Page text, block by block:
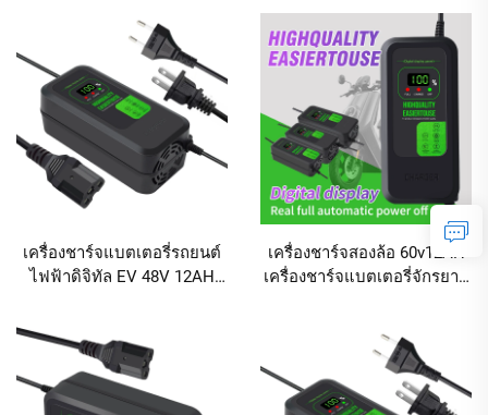
จักรยานไฟฟ้าและยานยนต์
สองล้อ
จอแสดงผล 180W 60V 30-
32AH ระบบพัลส์อัจฉริยะ
พร้อมพอร์ต AC/DC
เครื่องชาร์จแบตเตอรี่รถยนต์
ไฟฟ้าดิจิทัล EV 48V 12AH
ไฟฟ้ากระแสตรง 12V เครื่อง
ชาร์จเครื่องมือไฟฟ้าแบบ
ตะกั่วกรด จอแสดงผลดิจิทัล
เครื่องชาร์จสองล้อ 60v12AH
เครื่องชาร์จแบตเตอรี่จักรยาน